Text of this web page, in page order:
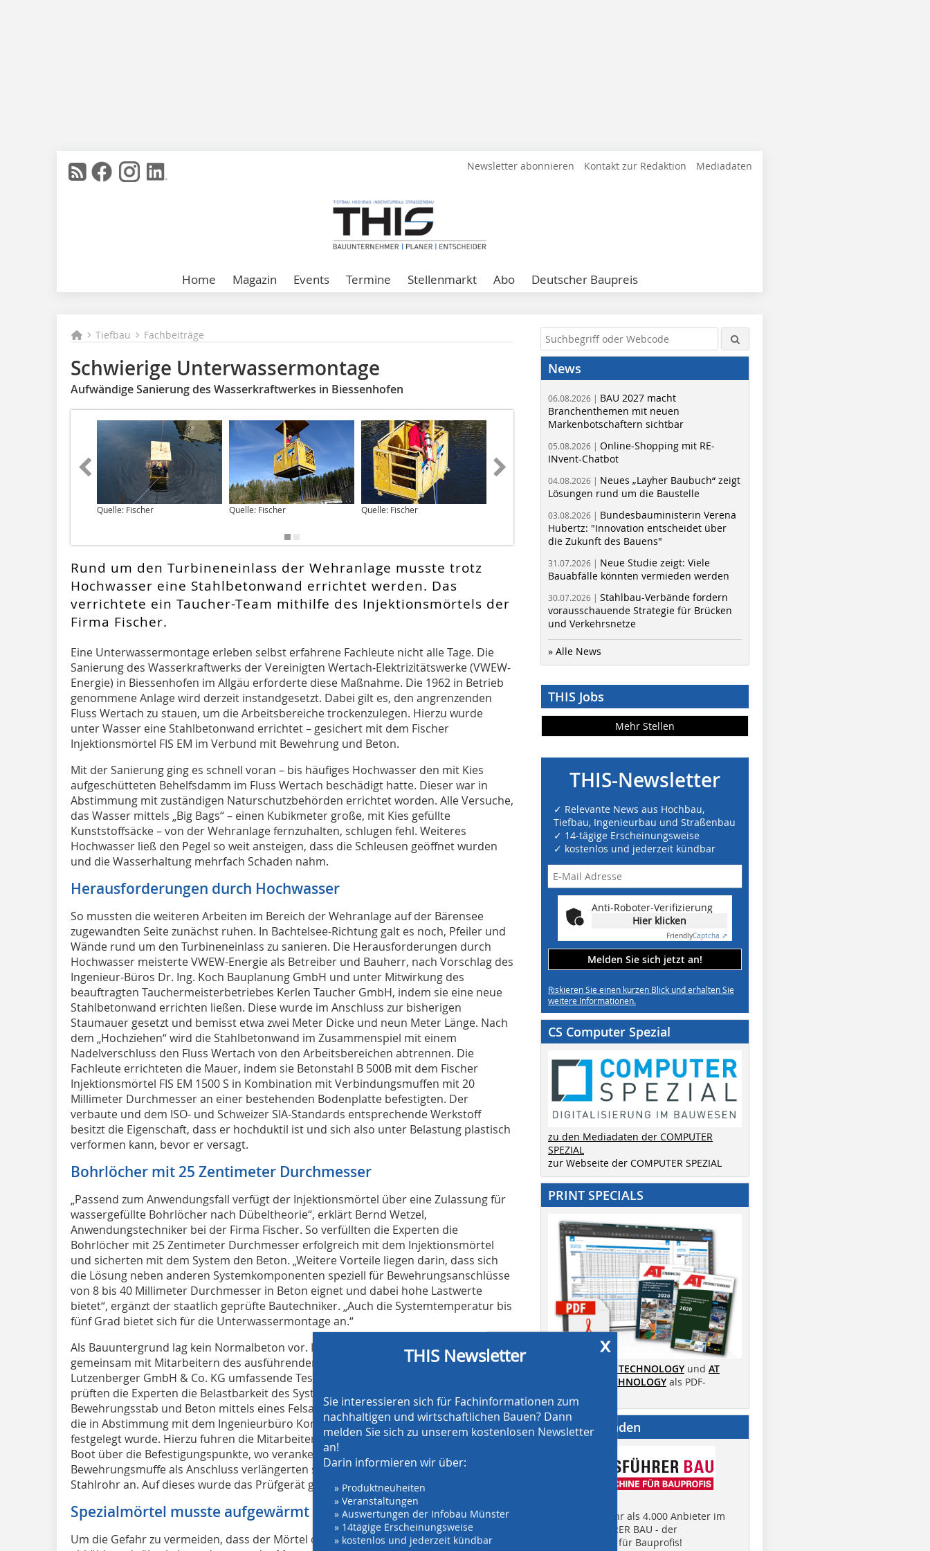
Newsletter abonnieren Kontakt zur Redaktion Mediadaten
Home Magazin Events Termine Stellenmarkt Abo Deutscher Baupreis
Tiefbau Fachbeiträge
Schwierige Unterwassermontage
Aufwändige Sanierung des Wasserkraftwerkes in Biessenhofen
Quelle: Fischer Quelle: Fischer Quelle: Fischer
Quelle: Konstruktionsgruppe
Bauen AG, Eva Bartussek
Quelle: Konstruktionsgruppe
Bauen AG, Eva Bartussek
Rund um den Turbineneinlass der Wehranlage musste trotz
Hochwasser eine Stahlbetonwand errichtet werden. Das
verrichtete ein Taucher-Team mithilfe des Injektionsmörtels der
Firma Fischer.
Eine Unterwassermontage erleben selbst erfahrene Fachleute nicht alle Tage. Die
Sanierung des Wasserkraftwerks der Vereinigten Wertach-Elektrizitätswerke (VWEW-
Energie) in Biessenhofen im Allgäu erforderte diese Maßnahme. Die 1962 in Betrieb
genommene Anlage wird derzeit instandgesetzt. Dabei gilt es, den angrenzenden
Fluss Wertach zu stauen, um die Arbeitsbereiche trockenzulegen. Hierzu wurde
unter Wasser eine Stahlbetonwand errichtet – gesichert mit dem Fischer
Injektionsmörtel FIS EM im Verbund mit Bewehrung und Beton.
Mit der Sanierung ging es schnell voran – bis häufiges Hochwasser den mit Kies
aufgeschütteten Behelfsdamm im Fluss Wertach beschädigt hatte. Dieser war in
Abstimmung mit zuständigen Naturschutzbehörden errichtet worden. Alle Versuche,
das Wasser mittels „Big Bags“ – einen Kubikmeter große, mit Kies gefüllte
Kunststoffsäcke – von der Wehranlage fernzuhalten, schlugen fehl. Weiteres
Hochwasser ließ den Pegel so weit ansteigen, dass die Schleusen geöffnet wurden
und die Wasserhaltung mehrfach Schaden nahm.
Herausforderungen durch Hochwasser
So mussten die weiteren Arbeiten im Bereich der Wehranlage auf der Bärensee
zugewandten Seite zunächst ruhen. In Bachtelsee-Richtung galt es noch, Pfeiler und
Wände rund um den Turbineneinlass zu sanieren. Die Herausforderungen durch
Hochwasser meisterte VWEW-Energie als Betreiber und Bauherr, nach Vorschlag des
Ingenieur-Büros Dr. Ing. Koch Bauplanung GmbH und unter Mitwirkung des
beauftragten Tauchermeisterbetriebes Kerlen Taucher GmbH, indem sie eine neue
Stahlbetonwand errichten ließen. Diese wurde im Anschluss zur bisherigen
Staumauer gesetzt und bemisst etwa zwei Meter Dicke und neun Meter Länge. Nach
dem „Hochziehen“ wird die Stahlbetonwand im Zusammenspiel mit einem
Nadelverschluss den Fluss Wertach von den Arbeitsbereichen abtrennen. Die
Fachleute errichteten die Mauer, indem sie Betonstahl B 500B mit dem Fischer
Injektionsmörtel FIS EM 1500 S in Kombination mit Verbindungsmuffen mit 20
Millimeter Durchmesser an einer bestehenden Bodenplatte befestigten. Der
verbaute und dem ISO- und Schweizer SIA-Standards entsprechende Werkstoff
besitzt die Eigenschaft, dass er hochduktil ist und sich also unter Belastung plastisch
verformen kann, bevor er versagt.
Bohrlöcher mit 25 Zentimeter Durchmesser
„Passend zum Anwendungsfall verfügt der Injektionsmörtel über eine Zulassung für
wassergefüllte Bohrlöcher nach Dübeltheorie“, erklärt Bernd Wetzel,
Anwendungstechniker bei der Firma Fischer. So verfüllten die Experten die
Bohrlöcher mit 25 Zentimeter Durchmesser erfolgreich mit dem Injektionsmörtel
und sicherten mit dem System den Beton. „Weitere Vorteile liegen darin, dass sich
die Lösung neben anderen Systemkomponenten speziell für Bewehrungsanschlüsse
von 8 bis 40 Millimeter Durchmesser in Beton eignet und dabei hohe Lastwerte
bietet“, ergänzt der staatlich geprüfte Bautechniker. „Auch die Systemtemperatur bis
fünf Grad bietet sich für die Unterwassermontage an.“
Als Bauuntergrund lag kein Normalbeton vor. Im Vorfeld führte Bernd Wetzel
gemeinsam mit Mitarbeitern des ausführenden Bauunternehmens Xaver
Lutzenberger GmbH & Co. KG umfassende Tests durch. Durch Auszugsversuche
prüften die Experten die Belastbarkeit des Systems aus Injektionsmörtel FIS EM,
Bewehrungsstab und Beton mittels eines Felsanker-Prüfgeräts auf 200 kN Zugkraft,
die in Abstimmung mit dem Ingenieurbüro Konstruktionsgruppe Bauen AG
festgelegt wurde. Hierzu fuhren die Mitarbeiter der Lutzenberger GmbH mit einem
Boot über die Befestigungspunkte, wo verankert wurde. Mittels einer
Bewehrungsmuffe als Anschluss verlängerten sie die Stäbe und brachten darauf ein
Stahlrohr an. Auf dieses wurde das Prüfgerät gesetzt und daran gezogen.
Spezialmörtel musste aufgewärmt werden
Um die Gefahr zu vermeiden, dass der Mörtel durch die niedrige Wassertemperatur
x
THIS Newsletter
Sie interessieren sich für Fachinformationen zum
nachhaltigen und wirtschaftlichen Bauen? Dann
melden Sie sich zu unserem kostenlosen Newsletter
an!
Darin informieren wir über:
» Produktneuheiten
» Veranstaltungen
» Auswertungen der Infobau Münster
» 14tägige Erscheinungsweise
» kostenlos und jederzeit kündbar
News
06.08.2026 | BAU 2027 macht
Branchenthemen mit neuen
Markenbotschaftern sichtbar
05.08.2026 | Online-Shopping mit RE-
INvent-Chatbot
04.08.2026 | Neues „Layher Baubuch“ zeigt
Lösungen rund um die Baustelle
03.08.2026 | Bundesbauministerin Verena
Hubertz: "Innovation entscheidet über
die Zukunft des Bauens"
31.07.2026 | Neue Studie zeigt: Viele
Bauabfälle könnten vermieden werden
30.07.2026 | Stahlbau-Verbände fordern
vorausschauende Strategie für Brücken
und Verkehrsnetze
» Alle News
THIS Jobs
Mehr Stellen
THIS-Newsletter
✓ Relevante News aus Hochbau,
Tiefbau, Ingenieurbau und Straßenbau
✓ 14-tägige Erscheinungsweise
✓ kostenlos und jederzeit kündbar
Anti-Roboter-Verifizierung
Hier klicken
FriendlyCaptcha ⇗
Melden Sie sich jetzt an!
Riskieren Sie einen kurzen Blick und erhalten Sie
weitere Informationen.
CS Computer Spezial
zu den Mediadaten der COMPUTER
SPEZIAL
zur Webseite der COMPUTER SPEZIAL
PRINT SPECIALS
AT SCREENING TECHNOLOGY und AT
CRUSHING TECHNOLOGY als PDF-
Anbieter finden
Finden Sie mehr als 4.000 Anbieter im
EINKAUFSFÜHRER BAU - der
Suchmaschine für Bauprofis!